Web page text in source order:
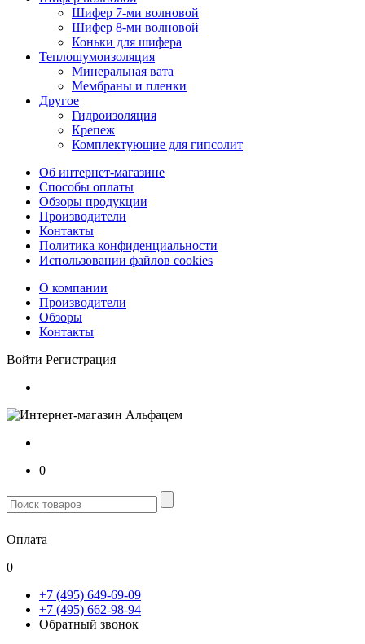
Шифер 7-ми волновой
Шифер 8-ми волновой
Коньки для шифера
Теплошумоизоляция
Минеральная вата
Мембраны и пленки
Другое
Гидроизоляция
Крепеж
Комплектующие для гипсолит
Об интернет-магазине
Способы оплаты
Обзоры продукции
Производители
Контакты
Политика конфиденциальности
Использовании файлов cookies
О компании
Производители
Обзоры
Контакты
Войти Регистрация
0
Оплата
0
+7 (495) 649-69-09
+7 (495) 662-98-94
Обратный звонок